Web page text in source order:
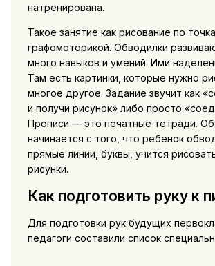
натренирована.
Такое занятие как рисование по
графомоторикой. Обводилки
много навыков и умений. Ими
Там есть картинки, которые нужно
многое другое. Задание звучит как
и получи рисунок» либо просто
Прописи — это печатные тетради.
начинается с того, что ребенок
прямые линии, буквы, учится
рисунки.
Как подготовить руку к
Для подготовки рук будущих
педагоги составили список